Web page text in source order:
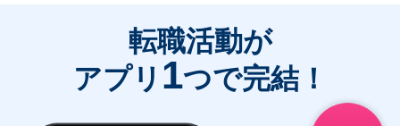
転職活動が
アプリ 1つで完結！